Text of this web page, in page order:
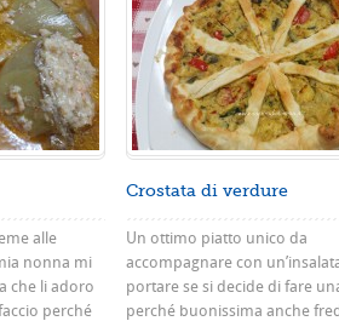
alle
nonna mi
che li adoro
perché
Crostata di verdure
Un ottimo piatto unico da
accompagnare con
portare se si decide di fare
perché buonissima anche